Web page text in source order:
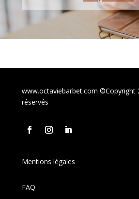
www.octaviebarbet.com ©Copyright
réservés
Mentions légales
FAQ